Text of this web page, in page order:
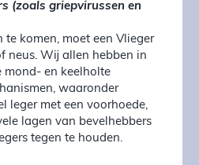
(zoals griepvirussen en
te komen, moet een Vlieger
neus. Wij allen hebben in
mond- en keelholte
waaronder
leger met een voorhoede,
lagen van bevelhebbers
tegen te houden.